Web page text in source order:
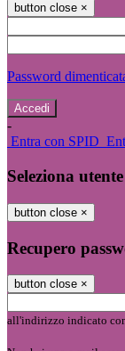
button close ×
Password
-
Entra con SPID
Seleziona utente
button close ×
Recupero
button close ×
all'indirizzo indicato